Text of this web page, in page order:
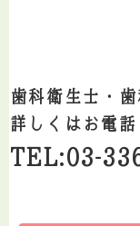
歯科衛生士・
詳しくはお電話
TEL:03-